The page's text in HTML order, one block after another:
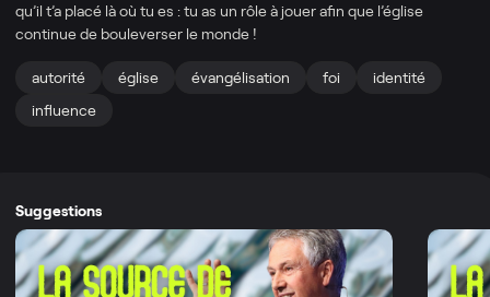
qu’il t’a placé là où tu es : tu as un rôle à jouer afin que l’église
continue de bouleverser le monde !
autorité église évangélisation foi
identité
influence
Suggestions